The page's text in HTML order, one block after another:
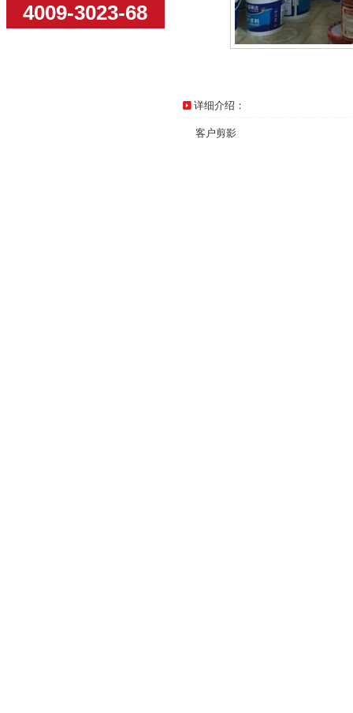
4009-3023-68
详细介绍：
客户剪影